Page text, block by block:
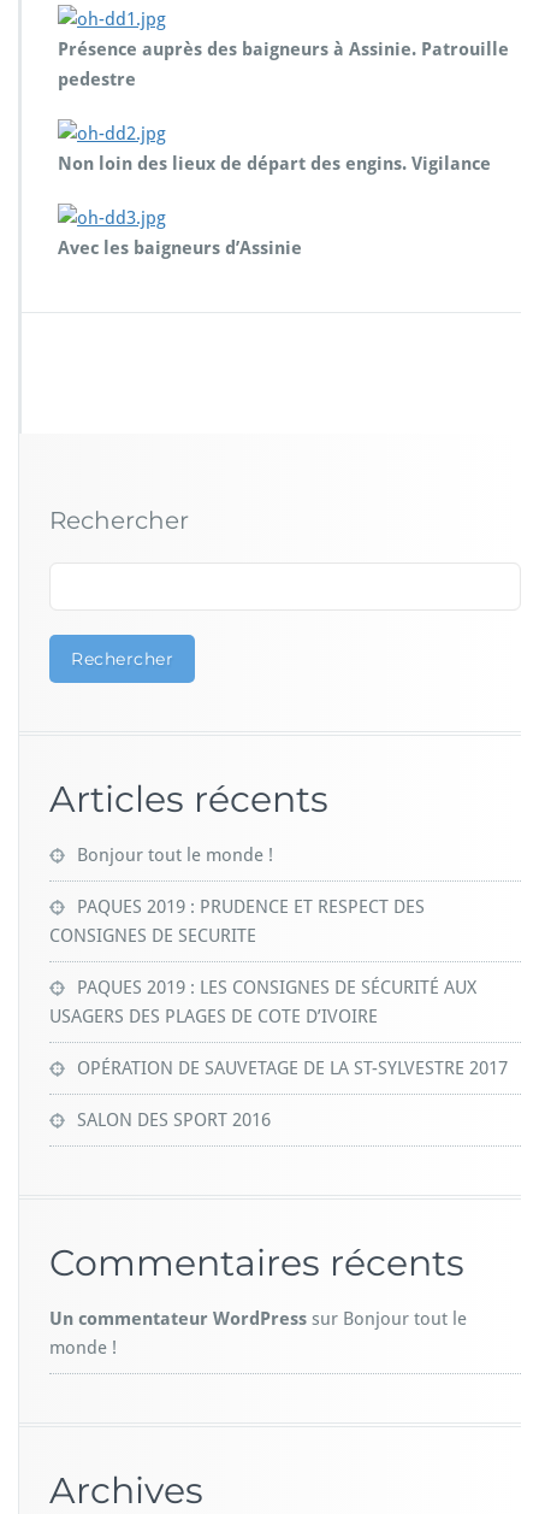
Présence auprès des baigneurs à Assinie. Patrouille
pedestre
Non loin des lieux de départ des engins. Vigilance
Avec les baigneurs d’Assinie
Rechercher
Rechercher
Articles récents
Bonjour tout le monde !
PAQUES 2019 : PRUDENCE ET RESPECT DES
CONSIGNES DE SECURITE
PAQUES 2019 : LES CONSIGNES DE SÉCURITÉ AUX
USAGERS DES PLAGES DE COTE D’IVOIRE
OPÉRATION DE SAUVETAGE DE LA ST-SYLVESTRE 2017
SALON DES SPORT 2016
Commentaires récents
Un commentateur WordPress sur Bonjour tout le
monde !
Archives